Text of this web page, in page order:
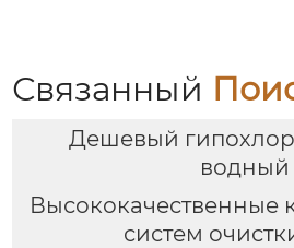
Связанный
Дешевый
водный
Высококачественные
систем